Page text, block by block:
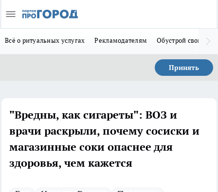
Всё о ритуальных услугах Рекламодателям Обустрой свой дом
Принять
"Вредны, как сигареты": ВОЗ и
врачи раскрыли, почему сосиски и
магазинные соки опаснее для
здоровья, чем кажется